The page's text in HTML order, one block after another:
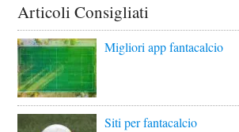
Articoli Consigliati
Migliori app fantacalcio
Siti per fantacalcio